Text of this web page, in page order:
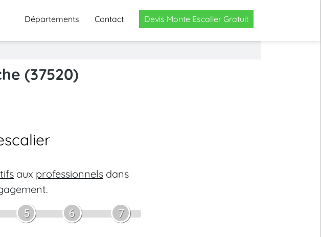
Départements Contact Devis Monte Escalier Gratuit
(37520)
aux professionnels dans
5 6 7